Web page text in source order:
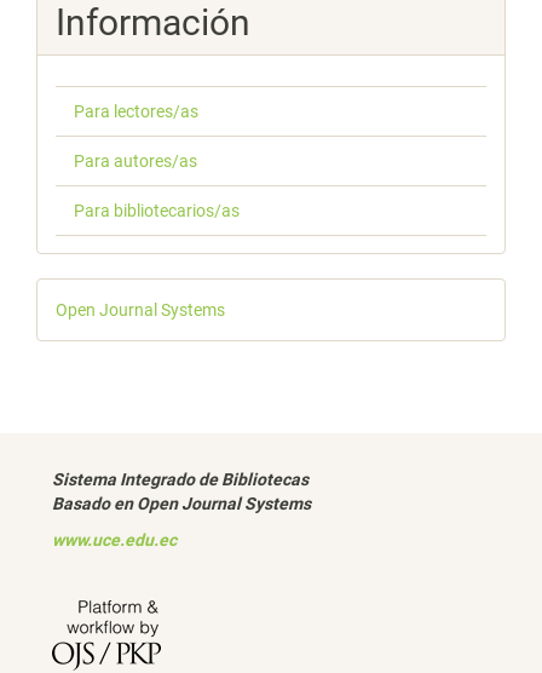
Información
Para lectores/as
Para autores/as
Para bibliotecarios/as
Desarrollado
por
Open Journal Systems
Sistema Integrado de Bibliotecas
Basado en Open Journal Systems
www.uce.edu.ec